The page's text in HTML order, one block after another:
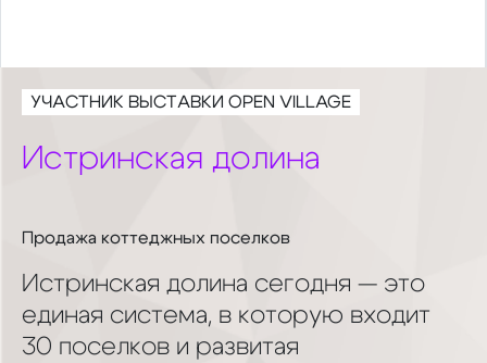
УЧАСТНИК ВЫСТАВКИ OPEN VILLAGE
Истринская долина
Продажа коттеджных поселков
Истринская долина сегодня — это
единая система, в которую входит
30 поселков и развитая